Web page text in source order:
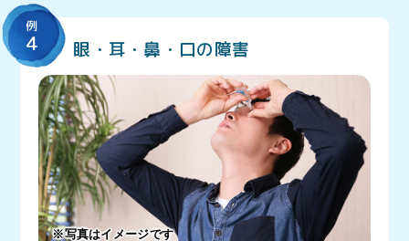
例
4 眼・耳・鼻・口の障害
※写真はイメージです